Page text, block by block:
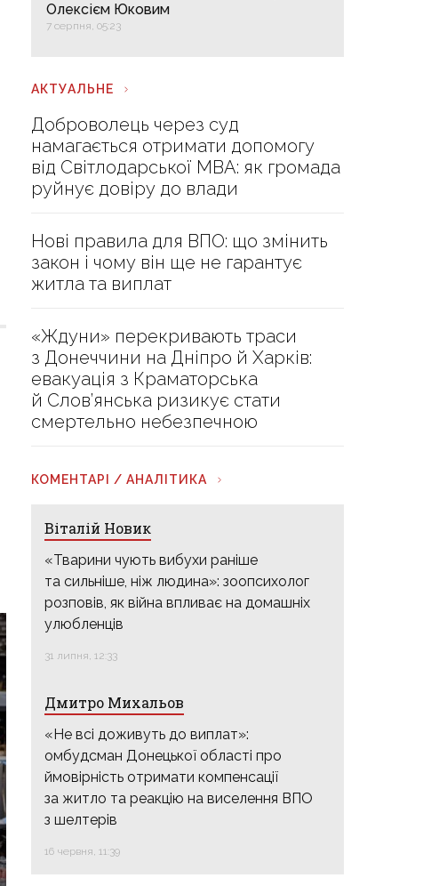
Олексієм Юковим
7 серпня, 05:23
АКТУАЛЬНЕ
Доброволець через суд
намагається отримати допомогу
від Світлодарської МВА: як громада
руйнує довіру до влади
Нові правила для ВПО: що змінить
закон і чому він ще не гарантує
житла та виплат
«Ждуни» перекривають траси
з Донеччини на Дніпро й Харків:
евакуація з Краматорська
й Слов’янська ризикує стати
смертельно небезпечною
КОМЕНТАРІ / АНАЛІТИКА
Віталій Новик
«Тварини чують вибухи раніше
та сильніше, ніж людина»: зоопсихолог
розповів, як війна впливає на домашніх
улюбленців
31 липня, 12:33
Дмитро Михальов
«Не всі доживуть до виплат»:
омбудсман Донецької області про
ймовірність отримати компенсації
за житло та реакцію на виселення ВПО
з шелтерів
16 червня, 11:39